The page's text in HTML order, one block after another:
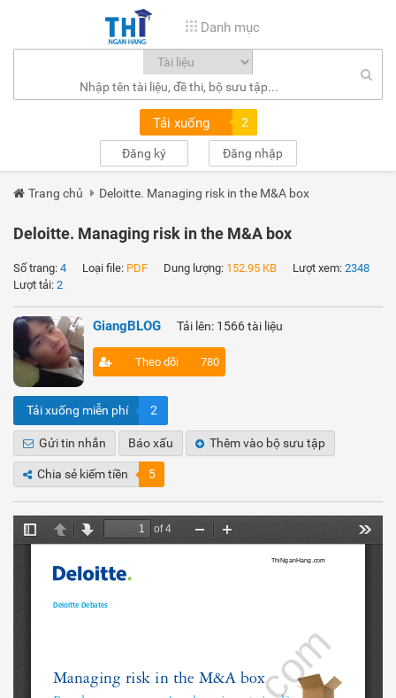
Danh mục
Tải xuống 2
Đăng ký Đăng nhập
Trang chủ Deloitte. Managing risk in the M&A box
Deloitte. Managing risk in the M&A box
Số trang: 4 Loại file: PDF Dung lượng: 152.95 KB Lượt xem: 2348
Lượt tải: 2
GiangBLOG Tải lên: 1566 tài liệu
Theo dõi 780
Tải xuống miễn phí 2
Gửi tin nhắn Báo xấu Thêm vào bộ sưu tập
Chia sẻ kiếm tiền 5